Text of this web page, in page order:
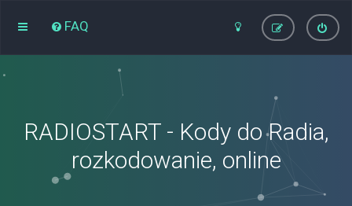
FAQ
RADIOSTART - Kody do Radia,
rozkodowanie, online